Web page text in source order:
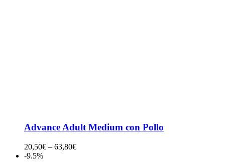
Advance Adult Medium con Pollo
20,50€ – 63,80€
-9.5%